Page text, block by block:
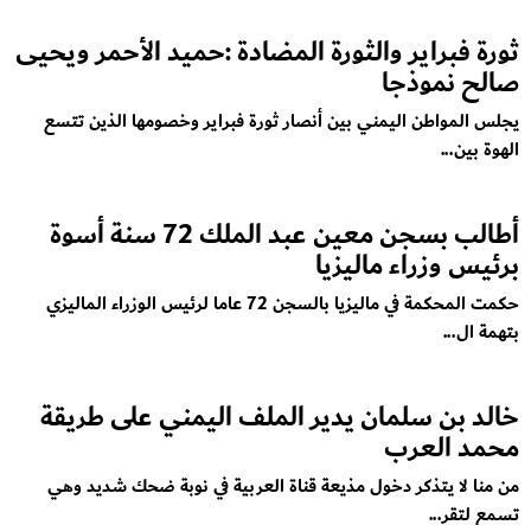
ثورة فبراير والثورة المضادة :حميد الأحمر ويحيى
صالح نموذجا
يجلس المواطن اليمني بين أنصار ثورة فبراير وخصومها الذين تتسع
الهوة بين...
أطالب بسجن معين عبد الملك 72 سنة أسوة
برئيس وزراء ماليزيا
حكمت المحكمة في ماليزيا بالسجن 72 عاما لرئيس الوزراء الماليزي
بتهمة ال...
خالد بن سلمان يدير الملف اليمني على طريقة
محمد العرب
من منا لا يتذكر دخول مذيعة قناة العربية في نوبة ضحك شديد وهي
تسمع لتقر...